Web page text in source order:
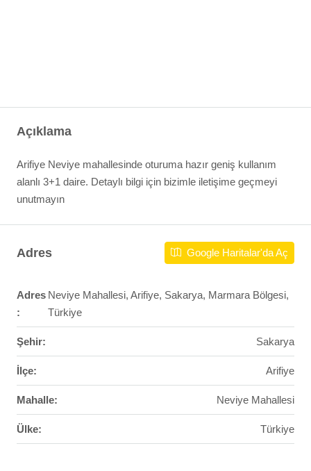
Açıklama
Arifiye Neviye mahallesinde oturuma hazır geniş kullanım
alanlı 3+1 daire. Detaylı bilgi için bizimle iletişime geçmeyi
unutmayın
Adres Google Haritalar'da Aç
Adres
:
Neviye Mahallesi, Arifiye, Sakarya, Marmara Bölgesi,
Türkiye
Şehir: Sakarya
İlçe: Arifiye
Mahalle: Neviye Mahallesi
Ülke: Türkiye